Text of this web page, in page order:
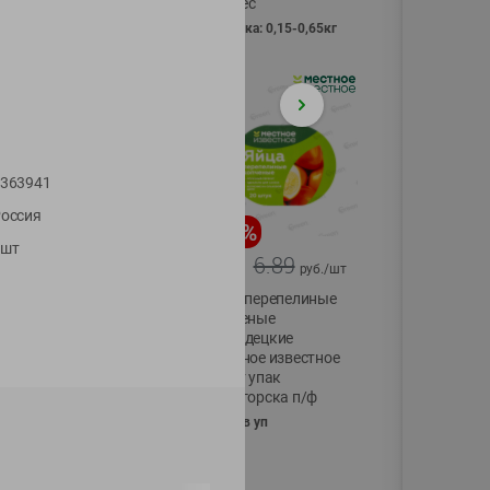
фасовка: 0,15-0,65кг
%
6.89 руб./шт
Яйца перепелиные
копченые
Молодецкие
Местное известное
20 шт упак
Солигорска п/ф
20шт в уп